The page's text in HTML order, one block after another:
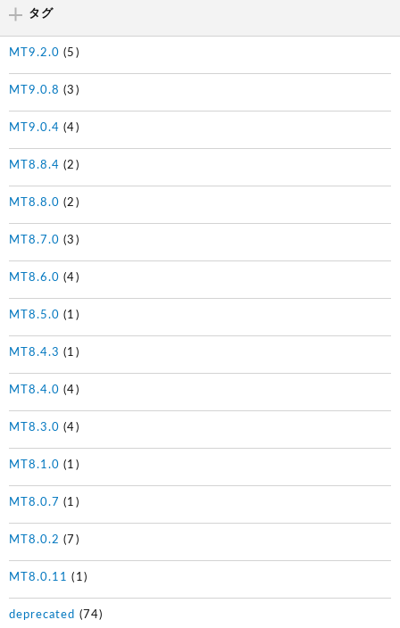
タグ
MT9.2.0 (5)
MT9.0.8 (3)
MT9.0.4 (4)
MT8.8.4 (2)
MT8.8.0 (2)
MT8.7.0 (3)
MT8.6.0 (4)
MT8.5.0 (1)
MT8.4.3 (1)
MT8.4.0 (4)
MT8.3.0 (4)
MT8.1.0 (1)
MT8.0.7 (1)
MT8.0.2 (7)
MT8.0.11 (1)
deprecated (74)